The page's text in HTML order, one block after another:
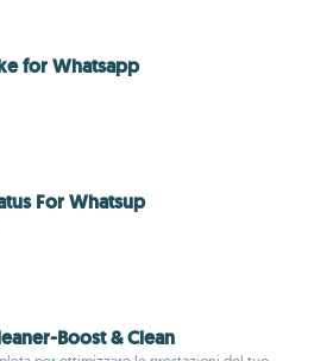
for Whatsapp
For Whatsup
Boost & Clean